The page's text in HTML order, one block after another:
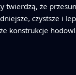
że
czystsze i